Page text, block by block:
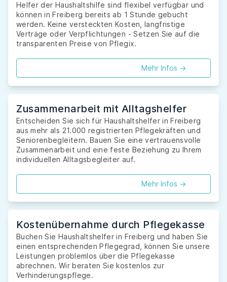
Helfer der Haushaltshilfe sind flexibel verfügbar und
können in Freiberg bereits ab 1 Stunde gebucht
werden. Keine versteckten Kosten, langfristige
Verträge oder Verpflichtungen - Setzen Sie auf die
transparenten Preise von Pflegix.
Mehr Infos ->
Zusammenarbeit mit Alltagshelfer
Entscheiden Sie sich für Haushaltshelfer in Freiberg
aus mehr als 21.000 registrierten Pflegekräften und
Seniorenbegleitern. Bauen Sie eine vertrauensvolle
Zusammenarbeit und eine feste Beziehung zu Ihrem
individuellen Alltagsbegleiter auf.
Mehr Infos ->
Kostenübernahme durch Pflegekasse
Buchen Sie Haushaltshelfer in Freiberg und haben Sie
einen entsprechenden Pflegegrad, können Sie unsere
Leistungen problemlos über die Pflegekasse
abrechnen. Wir beraten Sie kostenlos zur
Verhinderungspflege.